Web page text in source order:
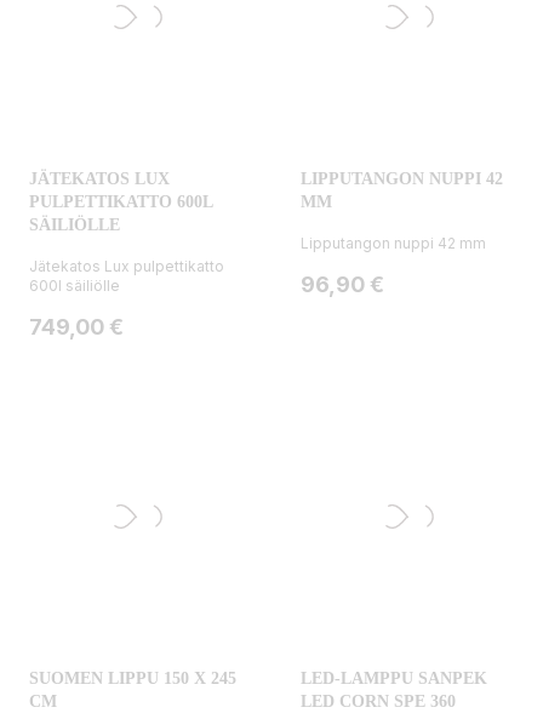
JÄTEKATOS LUX
PULPETTIKATTO 600L
SÄILIÖLLE
Jätekatos Lux pulpettikatto
600l säiliölle
Hinta
749,00 €
LIPPUTANGON NUPPI 42
MM
Lipputangon nuppi 42 mm
Hinta
96,90 €
SUOMEN LIPPU 150 X 245
CM
LED-LAMPPU SANPEK
LED CORN SPE 360